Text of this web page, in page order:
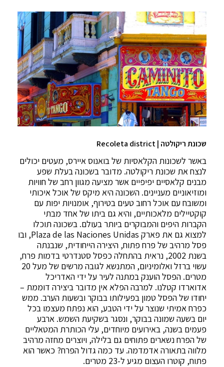
שכונת ריקולטה | Recoleta district
באשר לשכונות הקלאסיות של בואנוס איירס, מעטים יכולים
לנצח את שכונת ריקולטה. מדובר בשכונה בעלת שפע
מבנים קלאסיים יפיפיים אשר מציעה מגוון רחב של חוויות
ומוזיאוניים מעניינים. השכונה היא מיקס של אוכל איכותי
ומשובח עם אוכל רחוב טעים בטירוף, אומנויות יפות עם
קוקטיילים מלאכותיים, והיא גם ביתו של אחד מבתי
הקברות היפים והמבוקרים ביותר בעולם. בשכונה תוכלו
למצוא גם את פארק Plaza de las Naciones Unidas, ובו
פסל מרהיב של פרח פתוח, היצירה הייחודית, שנבנתה
בשנת 2002, נראית בהתחלה כפסל סטנדרטי בדמות פרח,
עשוי ברזל ואלומיניום, המתנשא לגובה מרשים של מעל 20
מטרים. הפסל הוענק במתנה לעיר על ידי האדריכל
אדוארדו קטלנו. למרבה הפלא אין מדובר ביצירה דוממת –
יחודו של הפסל טמון בפעילותו בבוקר ובשעות הערב. ממש
כפרח אמיתי שנוצר על ידי הטבע, הוא נפתח מעצמו בכל
יום בשעה שמונה בבוקר, ונסגר בשקיעת השמש. ארבע
פעמים בשנה, באירועים מיוחדים, עלי הכותרת המטאליים
של הפרח נשארים פתוחים גם בלילה, ויוצרים מחזה מרהיב
מלווה בתאורה אדמדמה. עד כמה גדול הפרח? כאשר הוא
פתוח, קוטרו העצום מגיע ל-23 מטרים.